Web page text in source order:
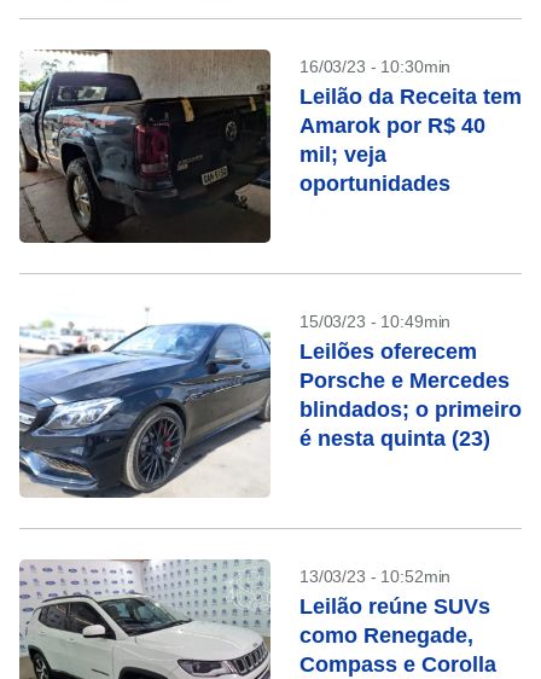
16/03/23 - 10:30min
Leilão da Receita tem
Amarok por R$ 40
mil; veja
oportunidades
15/03/23 - 10:49min
Leilões oferecem
Porsche e Mercedes
blindados; o primeiro
é nesta quinta (23)
13/03/23 - 10:52min
Leilão reúne SUVs
como Renegade,
Compass e Corolla